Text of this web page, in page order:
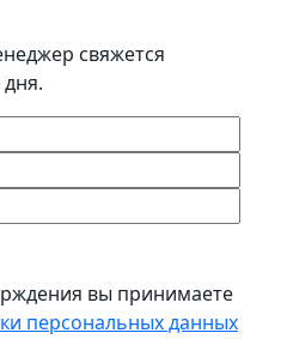
свяжется
вы принимаете
персональных данных